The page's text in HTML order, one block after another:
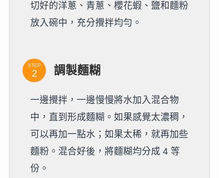
切好的洋蔥、青蔥、櫻花蝦、鹽和麵粉
放入碗中，充分攪拌均勻。
STEP 調製麵糊
一邊攪拌，一邊慢慢將水加入混合物
中，直到形成麵糊。如果感覺太濃稠，
可以再加一點水；如果太稀，就再加些
麵粉。混合好後，將麵糊均分成 4 等
份。